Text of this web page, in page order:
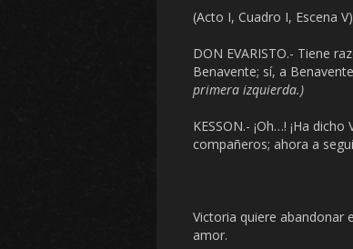
(Acto I, Cuadro I, Escena V)
DON EVARISTO.- Tiene
Benavente; sí, a
primera izquierda.)
KESSON.- ¡Oh…! ¡Ha
compañeros; ahora a
Victoria quiere abandonar
amor.